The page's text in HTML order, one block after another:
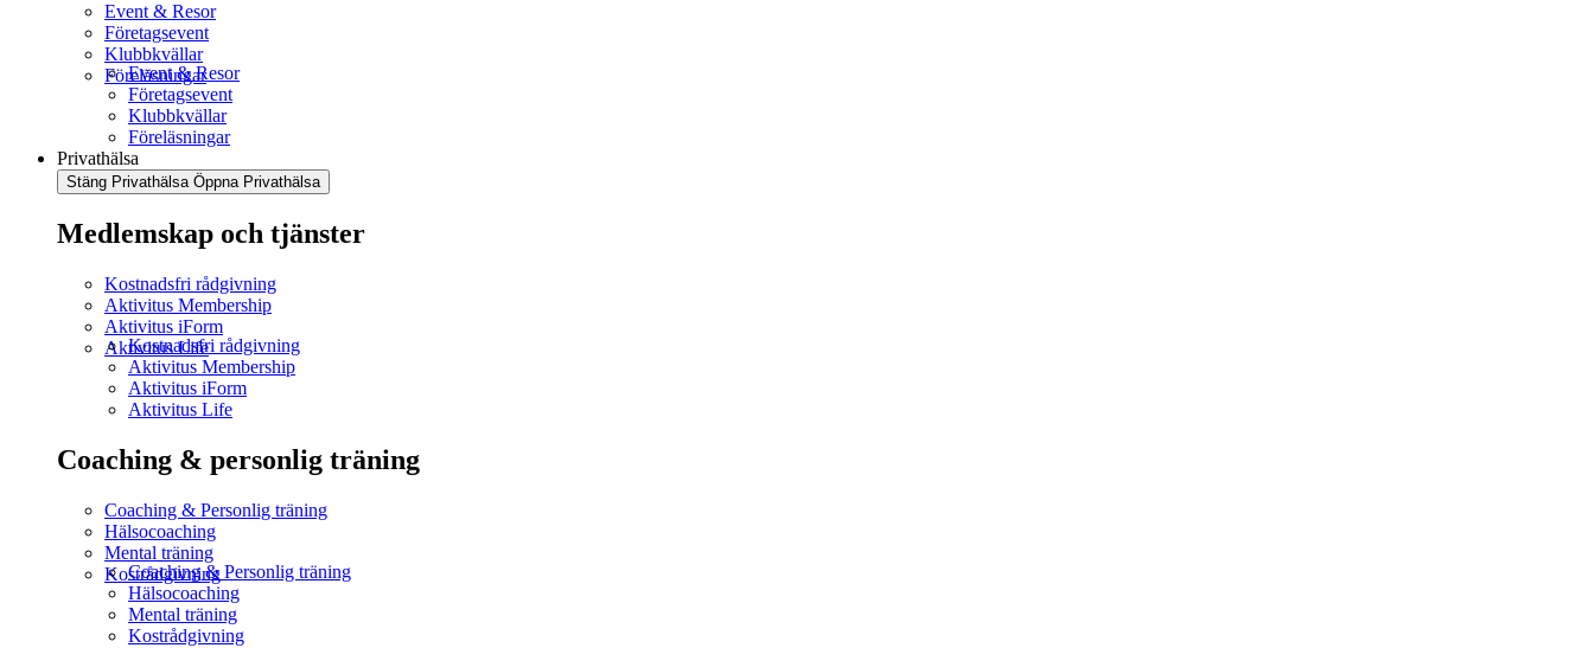
Event & Resor
Företagsevent
Klubbkvällar
Föreläsningar
Event & Resor
Företagsevent
Klubbkvällar
Föreläsningar
Privathälsa
Stäng Privathälsa Öppna Privathälsa
Medlemskap och tjänster
Kostnadsfri rådgivning
Aktivitus Membership
Aktivitus iForm
Aktivitus Life
Kostnadsfri rådgivning
Aktivitus Membership
Aktivitus iForm
Aktivitus Life
Coaching & personlig träning
Coaching & Personlig träning
Hälsocoaching
Mental träning
Kostrådgivning
Coaching & Personlig träning
Hälsocoaching
Mental träning
Kostrådgivning